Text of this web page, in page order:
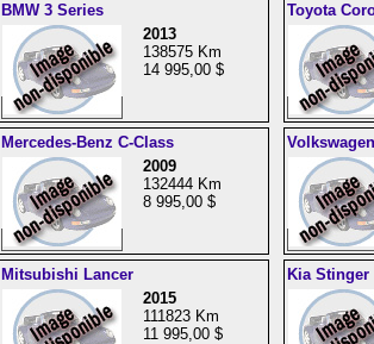
BMW 3 Series
2013
138575 Km
14 995,00 $
Toyota
Mercedes-Benz C-Class
2009
132444 Km
8 995,00 $
Mitsubishi Lancer
2015
111823 Km
11 995,00 $
Kia Stinger